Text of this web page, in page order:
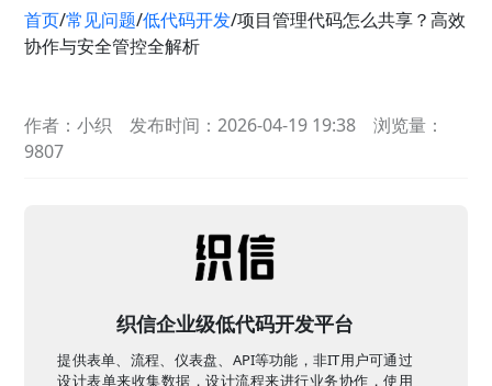
首页/常见问题/低代码开发/项目管理代码怎么共享？高效
协作与安全管控全解析
作者：小织 发布时间：2026-04-19 19:38
浏览量：
9807
织信企业级低代码开发平台
提供表单、流程、仪表盘、API等功能，非IT用户可通过
设计表单来收集数据，设计流程来进行业务协作，使用